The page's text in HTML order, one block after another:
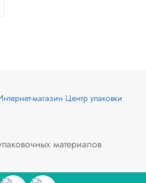
материалов